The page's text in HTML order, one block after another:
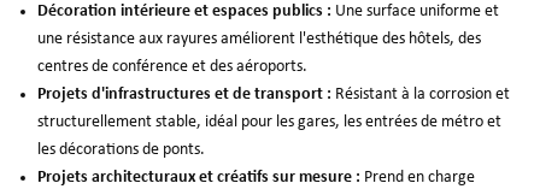
Décoration intérieure et espaces publics : Une surface uniforme et
une résistance aux rayures améliorent l'esthétique des hôtels, des
centres de conférence et des aéroports.
Projets d'infrastructures et de transport : Résistant à la corrosion et
structurellement stable, idéal pour les gares, les entrées de métro et
les décorations de ponts.
Projets architecturaux et créatifs sur mesure : Prend en charge